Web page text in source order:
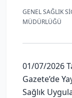
GENEL SAĞLIK
MÜDÜRLÜĞÜ
01/07/2026
Gazete’de
Sağlık